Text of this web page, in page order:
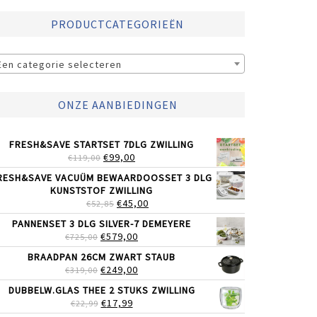
PRODUCTCATEGORIEËN
categorie selecteren
ONZE AANBIEDINGEN
FRESH&SAVE STARTSET 7DLG ZWILLING
€119,00 OORSPRONKELIJKE
PRIJS
WAS:
€119,00.
€99,00
PRIJS
IS:
€99,00.
VACUÜM BEWAARDOOSSET 3 DLG
KUNSTSTOF ZWILLING
€52,85 OORSPRONKELIJKE
PRIJS
WAS:
€52,85.
€45,00
PRIJS
IS:
PANNENSET 3 DLG SILVER-7 DEMEYERE
€725,00 OORSPRONKELIJKE
PRIJS
WAS:
€725,00.
€579,00
PRIJS
IS:
€579,00.
BRAADPAN 26CM ZWART STAUB
€319,00 OORSPRONKELIJKE
PRIJS
WAS:
€319,00.
€249,00
PRIJS
IS:
DUBBELW.GLAS THEE 2 STUKS ZWILLING
€22,99 OORSPRONKELIJKE
€17,99HUIDIGE